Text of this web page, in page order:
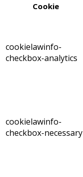
Cookie
cookielawinfo-
checkbox-analytics
cookielawinfo-
checkbox-necessary